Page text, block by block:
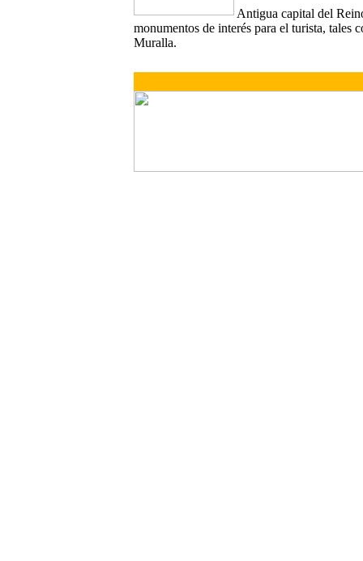
Antigua capital del
monumentos de interés para el turista, tales
Muralla.